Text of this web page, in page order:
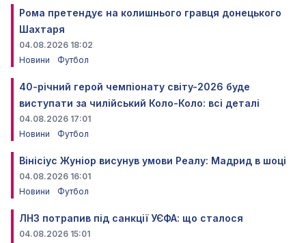
Рома претендує на колишнього гравця донецького
Шахтаря
04.08.2026 18:02
Новини
Футбол
40-річний герой чемпіонату світу-2026 буде
виступати за чилійський Коло-Коло: всі деталі
04.08.2026 17:01
Новини
Футбол
Вінісіус Жуніор висунув умови Реалу: Мадрид в шоці
04.08.2026 16:01
Новини
Футбол
ЛНЗ потрапив під санкції УЄФА: що сталося
04.08.2026 15:01